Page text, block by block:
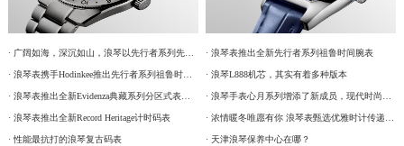
· 广阔如海，深沉如山，浪琴以先行者系列先锋时计致献父爱
· 浪琴表携手Hodinkee推出先行者系列祖鲁时间限量腕表
· 浪琴表推出全新Evidenza典藏系列分区式表盘腕表
· 浪琴表推出全新Record Heritage计时码表
· 性能最抗打的浪琴复古码表
· 浪琴表推出全新先行者系列祖鲁时间腕表
· 浪琴L888机芯，其实有着多种版本
· 天津浪琴保养中心在哪？